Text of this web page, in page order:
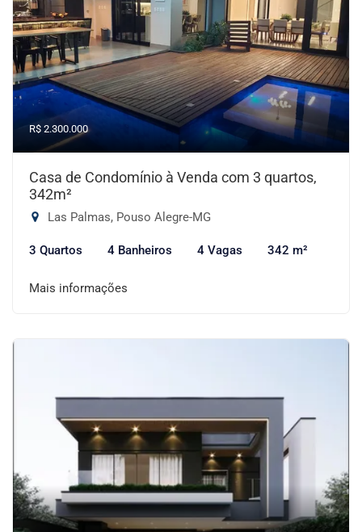
R$ 2.300.000
Casa de Condomínio à Venda com 3 quartos,
342m²
Las Palmas, Pouso Alegre-MG
3 Quartos 4 Banheiros 4 Vagas 342 m²
Mais informações